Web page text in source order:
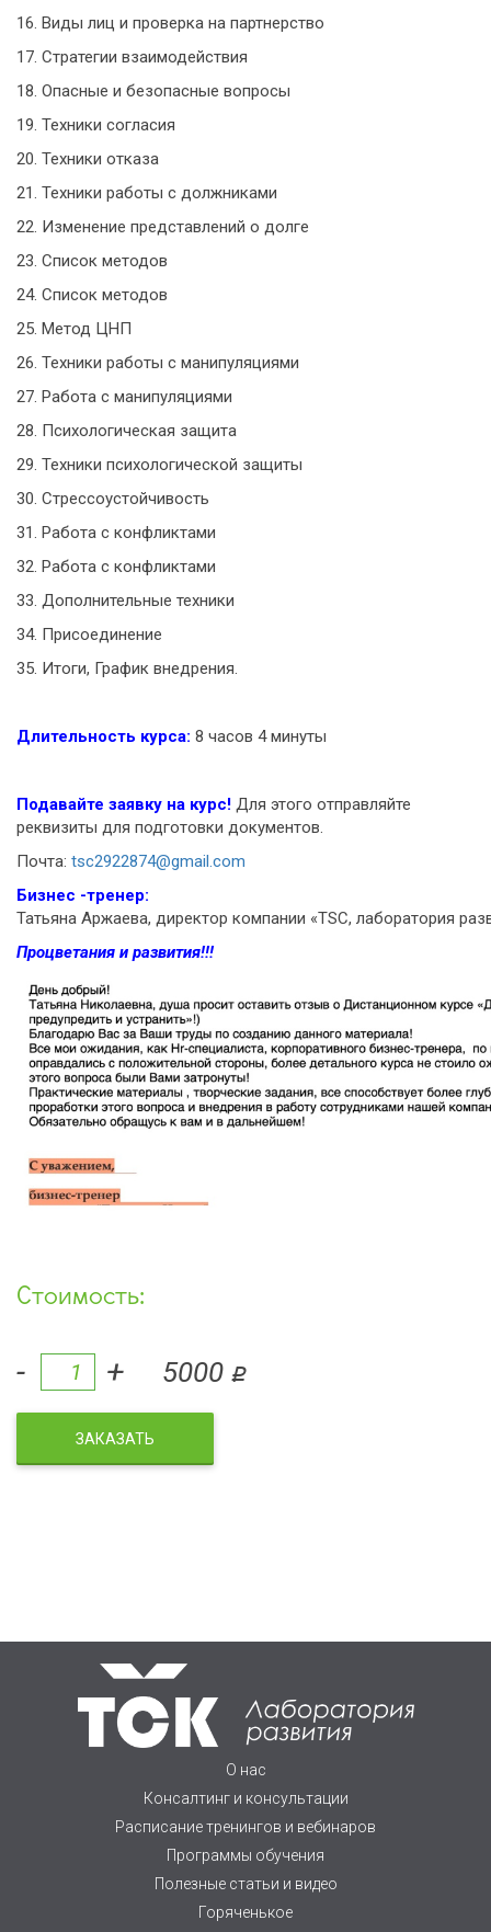
16. Виды лиц и проверка на партнерство
17. Стратегии взаимодействия
18. Опасные и безопасные вопросы
19. Техники согласия
20. Техники отказа
21. Техники работы с должниками
22. Изменение представлений о долге
23. Список методов
24. Список методов
25. Метод ЦНП
26. Техники работы с манипуляциями
27. Работа с манипуляциями
28. Психологическая защита
29. Техники психологической защиты
30. Стрессоустойчивость
31. Работа с конфликтами
32. Работа с конфликтами
33. Дополнительные техники
34. Присоединение
35. Итоги, График внедрения.
Длительность курса: 8 часов 4 минуты
Подавайте заявку на курс! Для этого отправляйте
реквизиты для подготовки документов.
Почта: tsc2922874@gmail.com
Бизнес -тренер:
Татьяна Аржаева, директор компании «TSC, лаборатория
Процветания и развития!!!
Стоимость:
- + 5000 q
ЗАКАЗАТЬ
О нас
Консалтинг и консультации
Расписание тренингов и вебинаров
Программы обучения
Полезные статьи и видео
Горяченькое